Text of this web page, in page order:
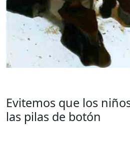
Evitemos que los
las pilas de botón